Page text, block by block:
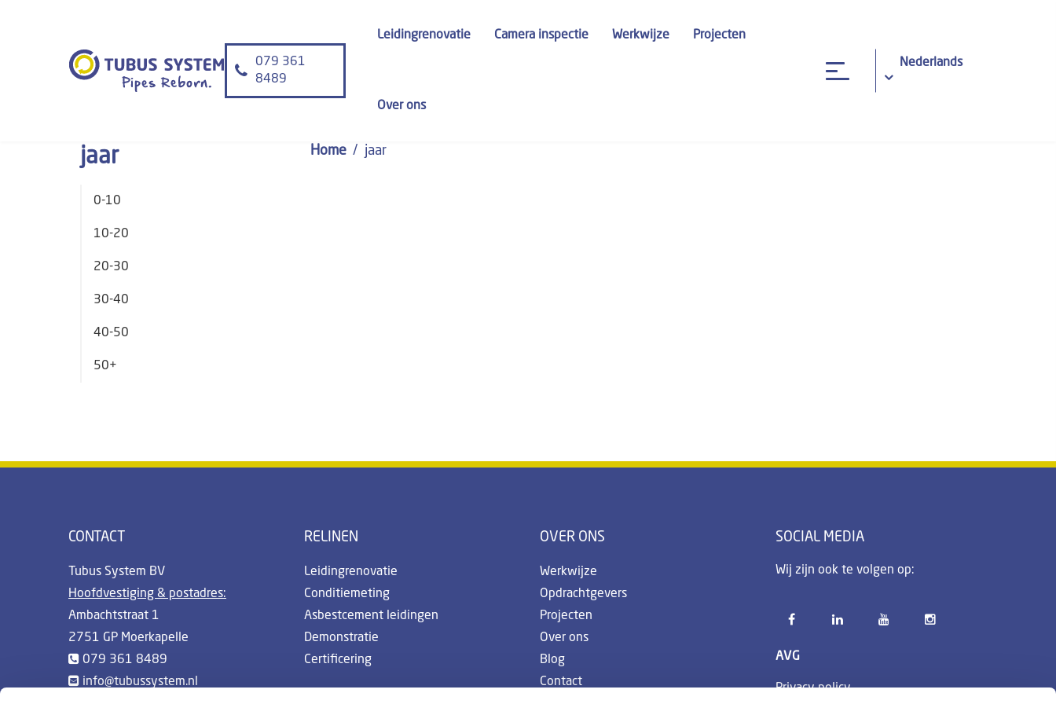
079 361
8489
Leidingrenovatie Camera inspectie Werkwijze Projecten
Over ons
Nederlands
jaar
0-10
10-20
20-30
30-40
40-50
50+
Home jaar
CONTACT
Tubus System BV
Hoofdvestiging & postadres:
Ambachtstraat 1
2751 GP Moerkapelle
079 361 8489
info@tubussystem.nl
RELINEN
Leidingrenovatie
Conditiemeting
Asbestcement leidingen
Demonstratie
Certificering
OVER ONS
Werkwijze
Opdrachtgevers
Projecten
Over ons
Blog
Contact
SOCIAL MEDIA
Wij zijn ook te volgen op:
AVG
Privacy policy